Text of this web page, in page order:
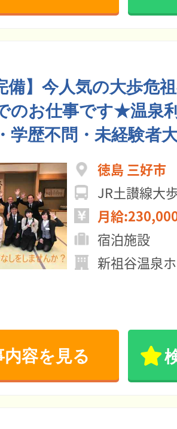
備】今人気の大歩危
のお仕事です★温泉
学歴不問・未経験者
徳島 三好市
JR土讃線大
月給
宿泊施設
新祖谷温泉
内容を見る